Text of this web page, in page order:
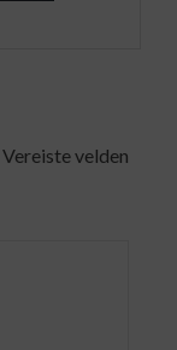
Vereiste velden